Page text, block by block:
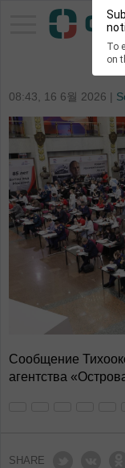
To
on
08:43, 16 6월 2026 |
Сообщение
агентства
SHARE